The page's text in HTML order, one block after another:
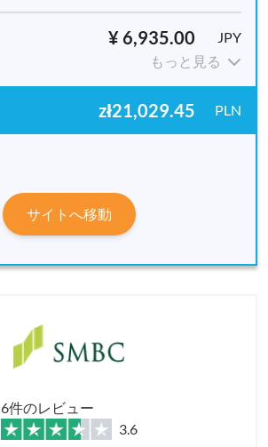
¥ 6,935.00
JPY
もっと見る
zł21,029.45 PLN
サイトへ移動
6件のレビュー
3.6